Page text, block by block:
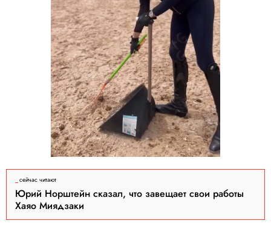
сейчас читают
Юрий Норштейн сказал, что завещает свои работы
Хаяо Миядзаки